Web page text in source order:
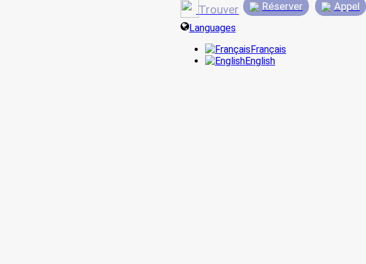
Trouver Réserver Appel
Languages
Français
English